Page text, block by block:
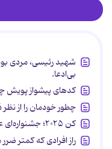
شهید رئیسی، مردی
بی‌ادعا.
کدهای پیشواز پویش
چطور خودمان را از نظر ذهنی ۳۸ برابر
کن ۲۰۲۵؛ جشنواره‌ای علیه خانواده
راز افرادی که کمتر